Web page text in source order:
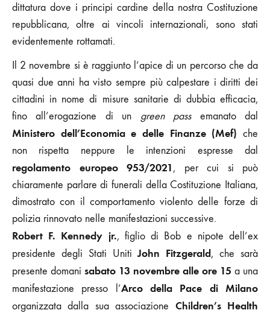
dittatura dove i principi cardine della nostra Costituzione
repubblicana, oltre ai vincoli internazionali, sono stati
evidentemente rottamati.
Il 2 novembre si è raggiunto l’apice di un percorso che da
quasi due anni ha visto sempre più calpestare i diritti dei
cittadini in nome di misure sanitarie di dubbia efficacia,
fino all’erogazione di un green pass emanato dal
Ministero dell’Economia e delle Finanze (Mef) che
non rispetta neppure le intenzioni espresse dal
regolamento europeo 953/2021, per cui si può
chiaramente parlare di funerali della Costituzione Italiana,
dimostrato con il comportamento violento delle forze di
polizia rinnovato nelle manifestazioni successive.
Robert F. Kennedy jr., figlio di Bob e nipote dell’ex
presidente degli Stati UnitiJohn Fitzgerald, che sarà
presente domani sabato 13 novembre alle ore 15 a una
manifestazione presso l’Arco della Pace di Milano
organizzata dalla sua associazione Children’s Health